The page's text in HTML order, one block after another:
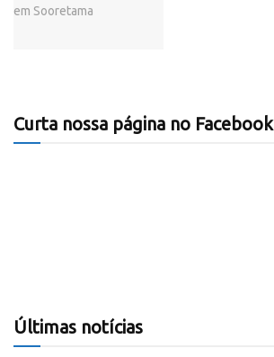
Curta nossa página no Facebook
Últimas notícias